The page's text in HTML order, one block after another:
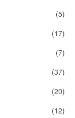
(5)
(17)
(7)
(37)
(20)
(12)